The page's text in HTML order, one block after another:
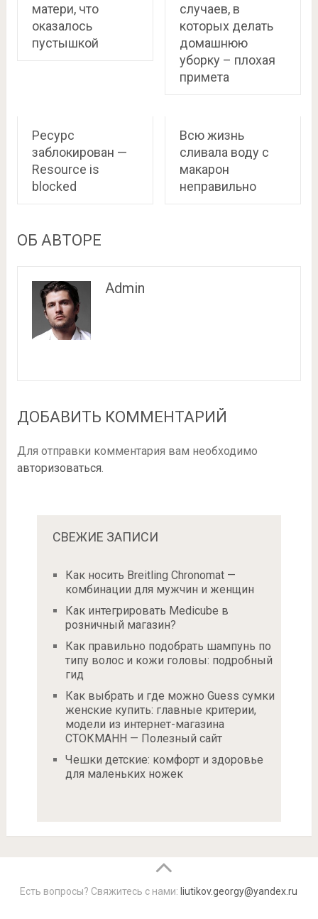
матери, что
оказалось
пустышкой
случаев, в
которых делать
домашнюю
уборку – плохая
примета
Ресурс
заблокирован —
Resource is
blocked
Всю жизнь
сливала воду с
макарон
неправильно
ОБ АВТОРЕ
Admin
ДОБАВИТЬ КОММЕНТАРИЙ
Для отправки комментария вам необходимо
авторизоваться.
СВЕЖИЕ ЗАПИСИ
Как носить Breitling Chronomat —
комбинации для мужчин и женщин
Как интегрировать Medicube в
розничный магазин?
Как правильно подобрать шампунь по
типу волос и кожи головы: подробный
гид
Как выбрать и где можно Guess сумки
женские купить: главные критерии,
модели из интернет-магазина
СТОКМАНН — Полезный сайт
Чешки детские: комфорт и здоровье
для маленьких ножек
Есть вопросы? Свяжитесь с нами: liutikov.georgy@yandex.ru